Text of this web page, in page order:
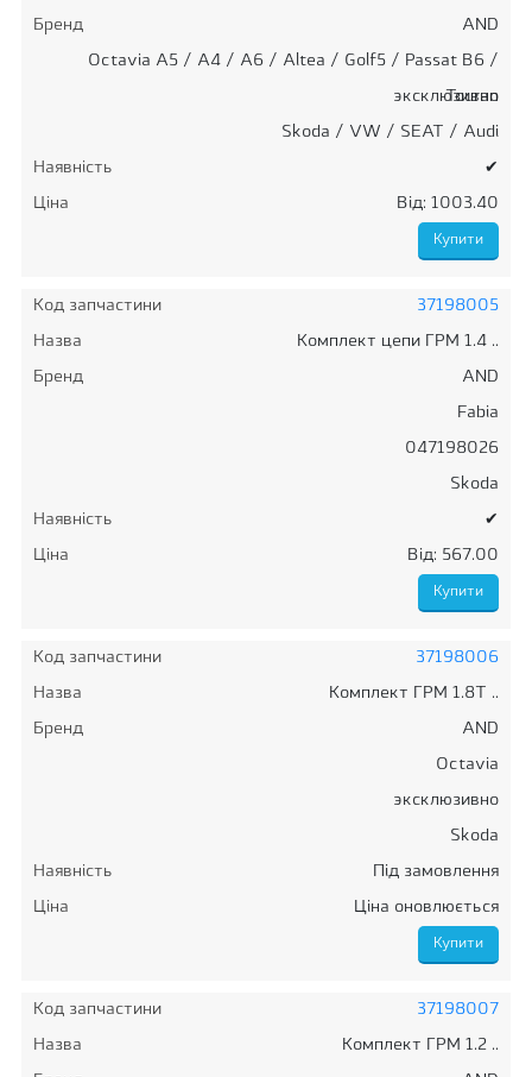
Бренд
AND
Octavia A5 / A4 / A6 / Altea / Golf5 / Passat B6 /
Touran
эксклюзивно
Skoda / VW / SEAT / Audi
Наявність
✔
Ціна
Від: 1003.40
Код запчастини
37198005
Назва
Комплект цепи ГРМ 1.4 ..
Бренд
AND
Fabia
047198026
Skoda
Наявність
✔
Ціна
Від: 567.00
Код запчастини
37198006
Назва
Комплект ГРМ 1.8T ..
Бренд
AND
Octavia
эксклюзивно
Skoda
Наявність
Під замовлення
Ціна
Ціна оновлюється
Код запчастини
37198007
Назва
Комплект ГРМ 1.2 ..